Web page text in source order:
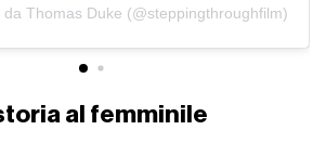
Thomas Duke (@steppingthroughfilm)
al femminile